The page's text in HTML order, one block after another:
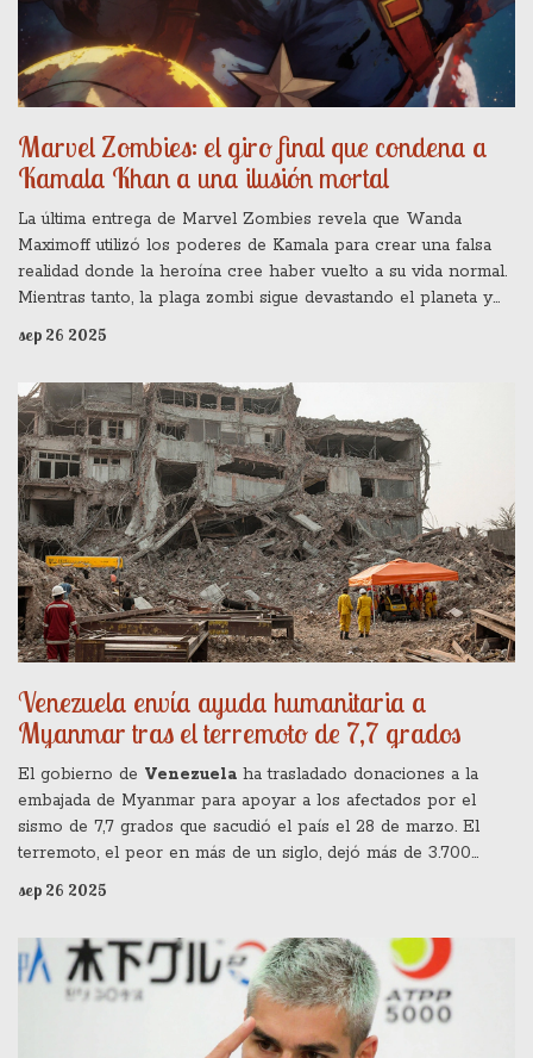
Marvel Zombies: el giro final que condena a
Kamala Khan a una ilusión mortal
La última entrega de Marvel Zombies revela que Wanda
Maximoff utilizó los poderes de Kamala para crear una falsa
realidad donde la heroína cree haber vuelto a su vida normal.
Mientras tanto, la plaga zombi sigue devastando el planeta y
Riri Williams, que parecía muerta, sobrevive con un antídoto
experimental y lucha para liberar a Kamala de la ilusión.
sep 26 2025
Venezuela envía ayuda humanitaria a
Myanmar tras el terremoto de 7,7 grados
El gobierno de Venezuela ha trasladado donaciones a la
embajada de Myanmar para apoyar a los afectados por el
sismo de 7,7 grados que sacudió el país el 28 de marzo. El
terremoto, el peor en más de un siglo, dejó más de 3.700
muertos y 4.800 heridos, afectando a 17,2 millones de
personas. La iniciativa venezolana forma parte de la respuesta
ayuda llega en un momento de conflicto interno y crisis
económica en Myanmar.
sep 26 2025